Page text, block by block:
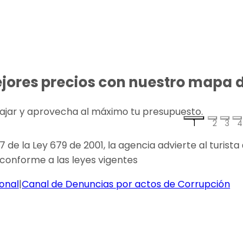
precios con nuestro mapa
y aprovecha al máximo tu presupuesto.
1 2 3 4
de la Ley 679 de 2001, la agencia advierte al
a las leyes vigentes
|Canal de Denuncias por actos de Corrupción